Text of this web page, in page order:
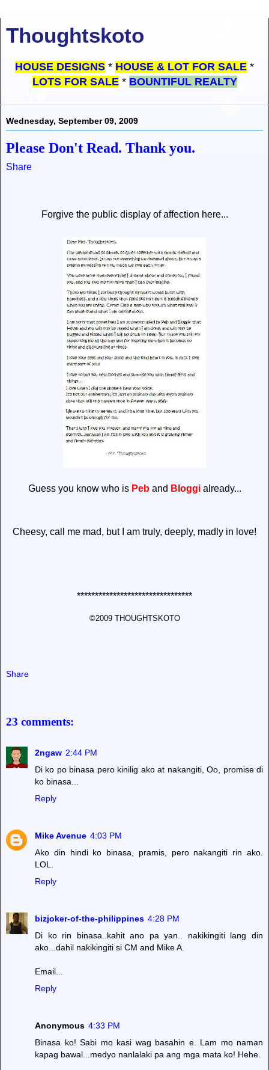
Thoughtskoto
HOUSE DESIGNS * HOUSE & LOT FOR SALE *
LOTS FOR SALE * BOUNTIFUL REALTY
Wednesday, September 09, 2009
Please Don't Read. Thank you.
Share
Forgive the public display of affection here...
Guess you know who is Peband Bloggialready...
Cheesy, call me mad, but I am truly, deeply, madly in love!
********************************
©2009 THOUGHTSKOTO
Share
23 comments:
2ngaw 2:44 PM
Di ko po binasa pero kinilig ako at nakangiti, Oo, promise di
ko binasa...
Reply
Mike Avenue 4:03 PM
Ako din hindi ko binasa, pramis, pero nakangiti rin ako.
LOL.
Reply
bizjoker-of-the-philippines 4:28 PM
Di ko rin binasa..kahit ano pa yan.. nakikingiti lang din
ako...dahil nakikingiti si CM and Mike A.
Email...
Reply
Anonymous 4:33 PM
Binasa ko! Sabi mo kasi wag basahin e. Lam mo naman
kapag bawal...medyo nanlalaki pa ang mga mata ko! Hehe.